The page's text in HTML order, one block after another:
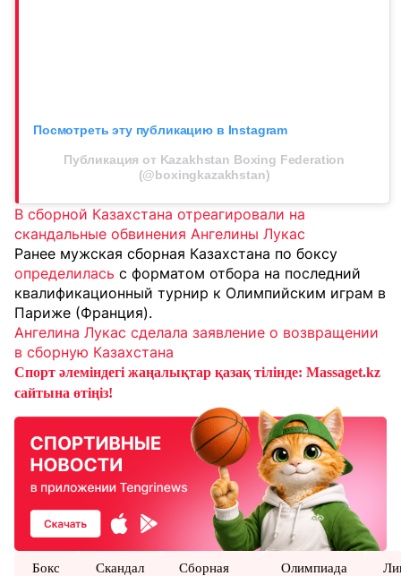
Посмотреть эту публикацию в Instagram
Публикация от Kazakhstan Boxing Federation
(@boxingkazakhstan)
В сборной Казахстана отреагировали на
скандальные обвинения Ангелины Лукас
Ранее мужская сборная Казахстана по боксу
определилась с форматом отбора на последний
квалификационный турнир к Олимпийским играм в
Париже (Франция).
Ангелина Лукас сделала заявление о возвращении
в сборную Казахстана
Спорт әлеміндегі жаңалықтар қазақ тілінде: Massaget.kz
сайтына өтіңіз!
Бокс Скандал
Сборная
Олимпиада